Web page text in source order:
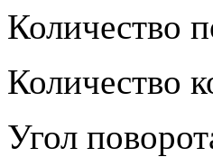
Количество
Количество
Угол